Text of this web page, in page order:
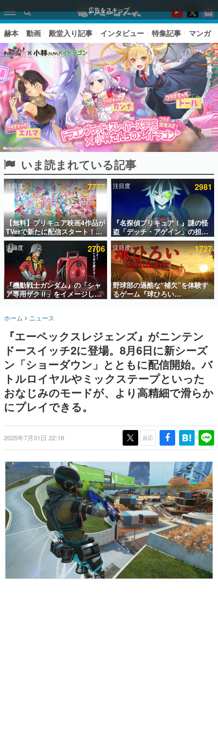
広告をスキップ
ピックアップ
電ファミのいま読まれている記事ランキング
アプリセール情報
インタビュー
連載・特集一覧
殿堂入り記事
SNS拡散数が数千以上！ ページビュー数万以上！ などな
ど。多くの人々に読まれた、電ファミ渾身の“殿堂入り”記
事をまとめました。
名作ゲームクリエイターの方々に製作時のエピソードをお
きます。
赫本
この物語を解いてはいけない。『赫本』は、〈試験問題〉
の形をした短編ホラー小説集です。
新世代に訊く
これからのデジタルゲーム市場を担う若きクリエイター達
の姿を追い、彼らのルーツと情熱を探っていきます。
ゲーム世代の作家たち
ゲームに多大な影響を受けた作家さんに取材し、ゲームが
日本のコンテンツ産業やカルチャーに与えた影響を探る企
画です。
日本モバイルゲーム産業史
日本のモバイルゲーム史における主要なトピック・タイト
ルを網羅するほか、開発者へのインタビューや識者による
解説を掲載。約20年の歴史が一望できる決定版！
若ゲのいたり〜ゲームクリエイターの青春〜
『うつヌケ』『ペンと箸』等で知られるマンガ家・田中圭
一先生によるゲーム業界レポートマンガです。
なんでゲームは面白い？
ゲーム開発者・hamatsu氏がゲームの魅力を画面や操作の
具体的な形から解き明かしていく、硬派で骨太な評論連載
です。
赫本 動画 殿堂入り記事 インタビュー 特集記事 マンガ
いま読まれている記事
注目度 7777
【無料】プリキュア映画4作品が
TVerで新たに配信スタート！な
んと2018年～2024年の映画ほぼ
すべてが見放題に、ぶっちゃけ
ありえないラインナップ
注目度 2981
『名探偵プリキュア！』謎の怪
盗「デッチ・アゲイン」の担当
キャストは天﨑滉平さんと判
明。『Re:ゼロから始める異世
界生活』オットー役、『ヒプノ
シスマイク』山田三郎役など
注目度 2706
『機動戦士ガンダム』の「シャ
ア専用ザクⅡ」をイメージした
散水ホースリールが予約開始。
ークやジオン公国軍のエンブレ
注目度 1727
野球部の過酷な“補欠”を体験す
るゲーム『球ひろい
Simulator』が「1件」のウィッ
プロ野球選手から称賛の声
ホーム ニュース
『エーペックスレジェンズ』がニンテン
ドースイッチ2に登場。8月6日に新シーズ
ン「ショーダウン」とともに配信開始。バ
トルロイヤルやミックステープといった
おなじみのモードが、より高精細で滑らか
にプレイできる。
2025年7月31日 22:16 反応